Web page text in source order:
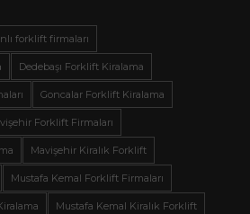
forklift firmaları
Dedebaşı Forklift Kiralama
Goncalar Forklift Kiralama
Forklift Firmaları
Mavişehir Kiralık Forklift
Mustafa Kemal Forklift Firmaları
Mustafa Kemal Kiralık Forklift